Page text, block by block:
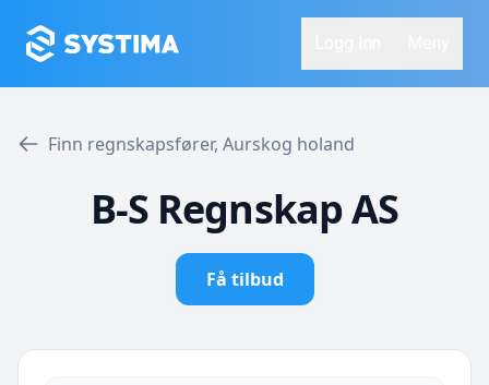
Finn regnskapsfører, Aurskog holand
B-S Regnskap AS
Få tilbud